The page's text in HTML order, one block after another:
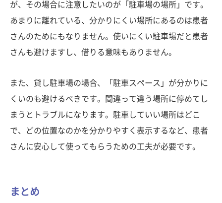
が、その場合に注意したいのが「駐車場の場所」です。
あまりに離れている、分かりにくい場所にあるのは患者
さんのためにもなりません。使いにくい駐車場だと患者
さんも避けますし、借りる意味もありません。
また、貸し駐車場の場合、「駐車スペース」が分かりに
くいのも避けるべきです。間違って違う場所に停めてし
まうとトラブルになります。駐車していい場所はどこ
で、どの位置なのかを分かりやすく表示するなど、患者
さんに安心して使ってもらうための工夫が必要です。
まとめ